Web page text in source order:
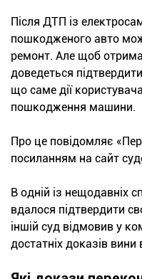
Після ДТП із
пошкодженого авто
ремонт. Але щоб
доведеться
що саме дії
пошкодження машини.
Про це повідомляє
посиланням на сайт
В одній із нещодавніх
вдалося підтвердити
іншій суд відмовив у
достатніх доказів вини